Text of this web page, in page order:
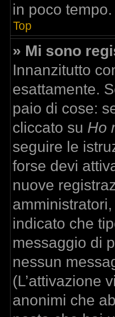
in poco tempo.
Top
» Mi sono
Innanzitutto
esattamente.
paio di cose:
cliccato su Ho
seguire le
forse devi
nuove
indicato che
messaggio di
nessun
(L’attivazione
anonimi che